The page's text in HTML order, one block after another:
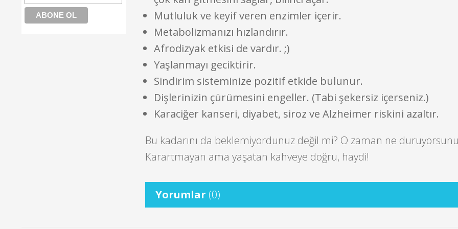
Mutluluk ve keyif veren enzimler içerir.
Metabolizmanızı hızlandırır.
Afrodizyak etkisi de vardır. ;)
Yaşlanmayı geciktirir.
Sindirim sisteminize pozitif etkide bulunur.
Dişlerinizin çürümesini engeller. (Tabi şekersiz içerseniz.)
Karaciğer kanseri, diyabet, siroz ve Alzheimer riskini azaltır.
Bu kadarını da beklemiyordunuz değil mi? O zaman ne
Karartmayan ama yaşatan kahveye doğru, haydi!
Yorumlar (0)